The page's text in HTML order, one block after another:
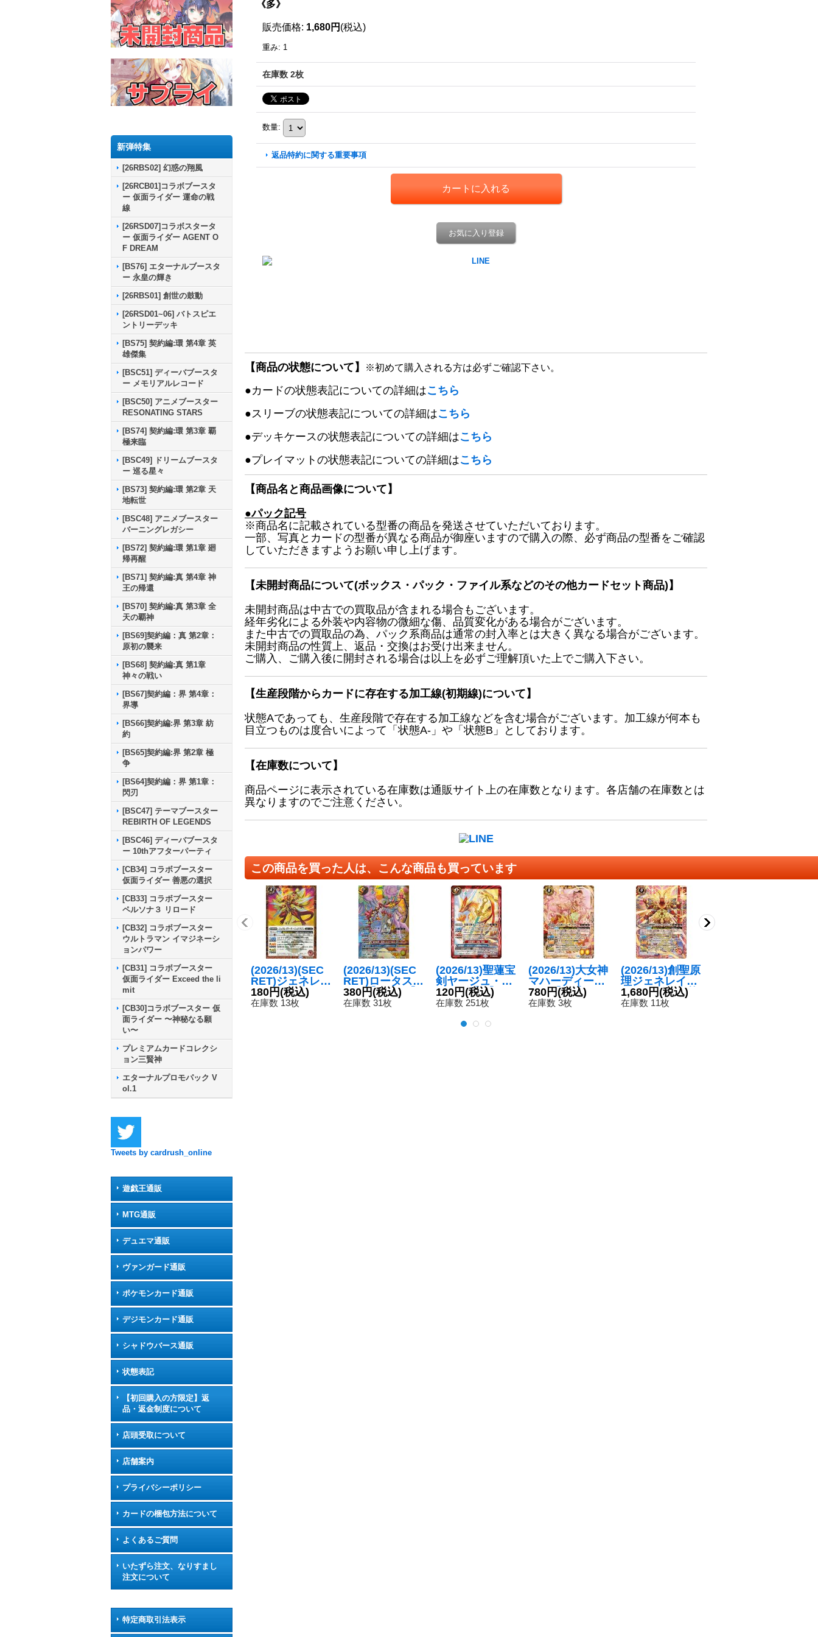
新弾特集
[26RBS02] 幻惑の翔風
[26RCB01]コラボブースタ
ー 仮面ライダー 運命の戦
線
[26RSD07]コラボスタータ
ー 仮面ライダー AGENT O
F DREAM
[BS76] エターナルブースタ
ー 永皇の輝き
[26RBS01] 創世の鼓動
[26RSD01~06] バトスピエ
ントリーデッキ
[BS75] 契約編:環 第4章 英
雄傑集
[BSC51] ディーバブースタ
ー メモリアルレコード
[BSC50] アニメブースター
RESONATING STARS
[BS74] 契約編:環 第3章 覇
極来臨
[BSC49] ドリームブースタ
ー 巡る星々
[BS73] 契約編:環 第2章 天
地転世
[BSC48] アニメブースター
バーニングレガシー
[BS72] 契約編:環 第1章 廻
帰再醒
[BS71] 契約編:真 第4章 神
王の帰還
[BS70] 契約編:真 第3章 全
天の覇神
[BS69]契約編：真 第2章：
原初の襲来
[BS68] 契約編:真 第1章
神々の戦い
[BS67]契約編：界 第4章：
界導
[BS66]契約編:界 第3章 紡
約
[BS65]契約編:界 第2章 極
争
[BS64]契約編：界 第1章：
閃刃
[BSC47] テーマブースター
REBIRTH OF LEGENDS
[BSC46] ディーバブースタ
ー 10thアフターパーティ
[CB34] コラボブースター
仮面ライダー 善悪の選択
[CB33] コラボブースター
ペルソナ３ リロード
[CB32] コラボブースター
ウルトラマン イマジネーシ
ョンパワー
[CB31] コラボブースター
仮面ライダー Exceed the li
mit
[CB30]コラボブースター 仮
面ライダー 〜神秘なる願
い〜
プレミアムカードコレクシ
ョン三賢神
エターナルプロモパック V
ol.1
Tweets by cardrush_online
遊戯王通販
MTG通販
デュエマ通販
ヴァンガード通販
ポケモンカード通販
デジモンカード通販
シャドウバース通販
状態表記
【初回購入の方限定】返
品・返金制度について
店頭受取について
店舗案内
プライバシーポリシー
カードの梱包方法について
よくあるご質問
いたずら注文、なりすまし
注文について
特定商取引法表示
《多》
販売価格: 1,680円 (税込)
重み: 1
在庫数 2枚
数量:
返品特約に関する重要事項
お気に入り登録
【商品の状態について】 ※初めて購入される方は必ずご確認下さい。
●カードの状態表記についての詳細はこちら
●スリーブの状態表記についての詳細はこちら
●デッキケースの状態表記についての詳細はこちら
●プレイマットの状態表記についての詳細はこちら
【商品名と商品画像について】
●パック記号
※商品名に記載されている型番の商品を発送させていただいております。
一部、写真とカードの型番が異なる商品が御座いますので購入の際、必ず商品の型番をご確認
していただきますようお願い申し上げます。
【未開封商品について(ボックス・パック・ファイル系などのその他カードセット商品)】
未開封商品は中古での買取品が含まれる場合もございます。
経年劣化による外装や内容物の微細な傷、品質変化がある場合がございます。
また中古での買取品の為、パック系商品は通常の封入率とは大きく異なる場合がございます。
未開封商品の性質上、返品・交換はお受け出来ません。
ご購入、ご購入後に開封される場合は以上を必ずご理解頂いた上でご購入下さい。
【生産段階からカードに存在する加工線(初期線)について】
状態Aであっても、生産段階で存在する加工線などを含む場合がございます。加工線が何本も
目立つものは度合いによって「状態A-」や「状態B」としております。
【在庫数について】
商品ページに表示されている在庫数は通販サイト上の在庫数となります。各店舗の在庫数とは
異なりますのでご注意ください。
この商品を買った人は、こんな商品も買っています
(2026/13)(SEC
RET)ジェネレイ
ターヤージュド
ラゴン【R-SE
180円(税込)
在庫数 13枚
(2026/13)(SEC
RET)ロータス・
ボウ【R-SEC】
{BS76-064}
380円(税込)
在庫数 31枚
(2026/13)聖蓮宝
剣ヤージュ・ヴ
ェーダ【M】{B
S76-060}《赤》
120円(税込)
在庫数 251枚
(2026/13)大女神
マハーディーヴ
ィー【CP】{BS
76-CP05}《黄》
780円(税込)
在庫数 3枚
(2026/13)創聖原
理ジェネレイタ
ードラゴン・梵
【CP】{BS76-C
1,680円(税込)
在庫数 11枚